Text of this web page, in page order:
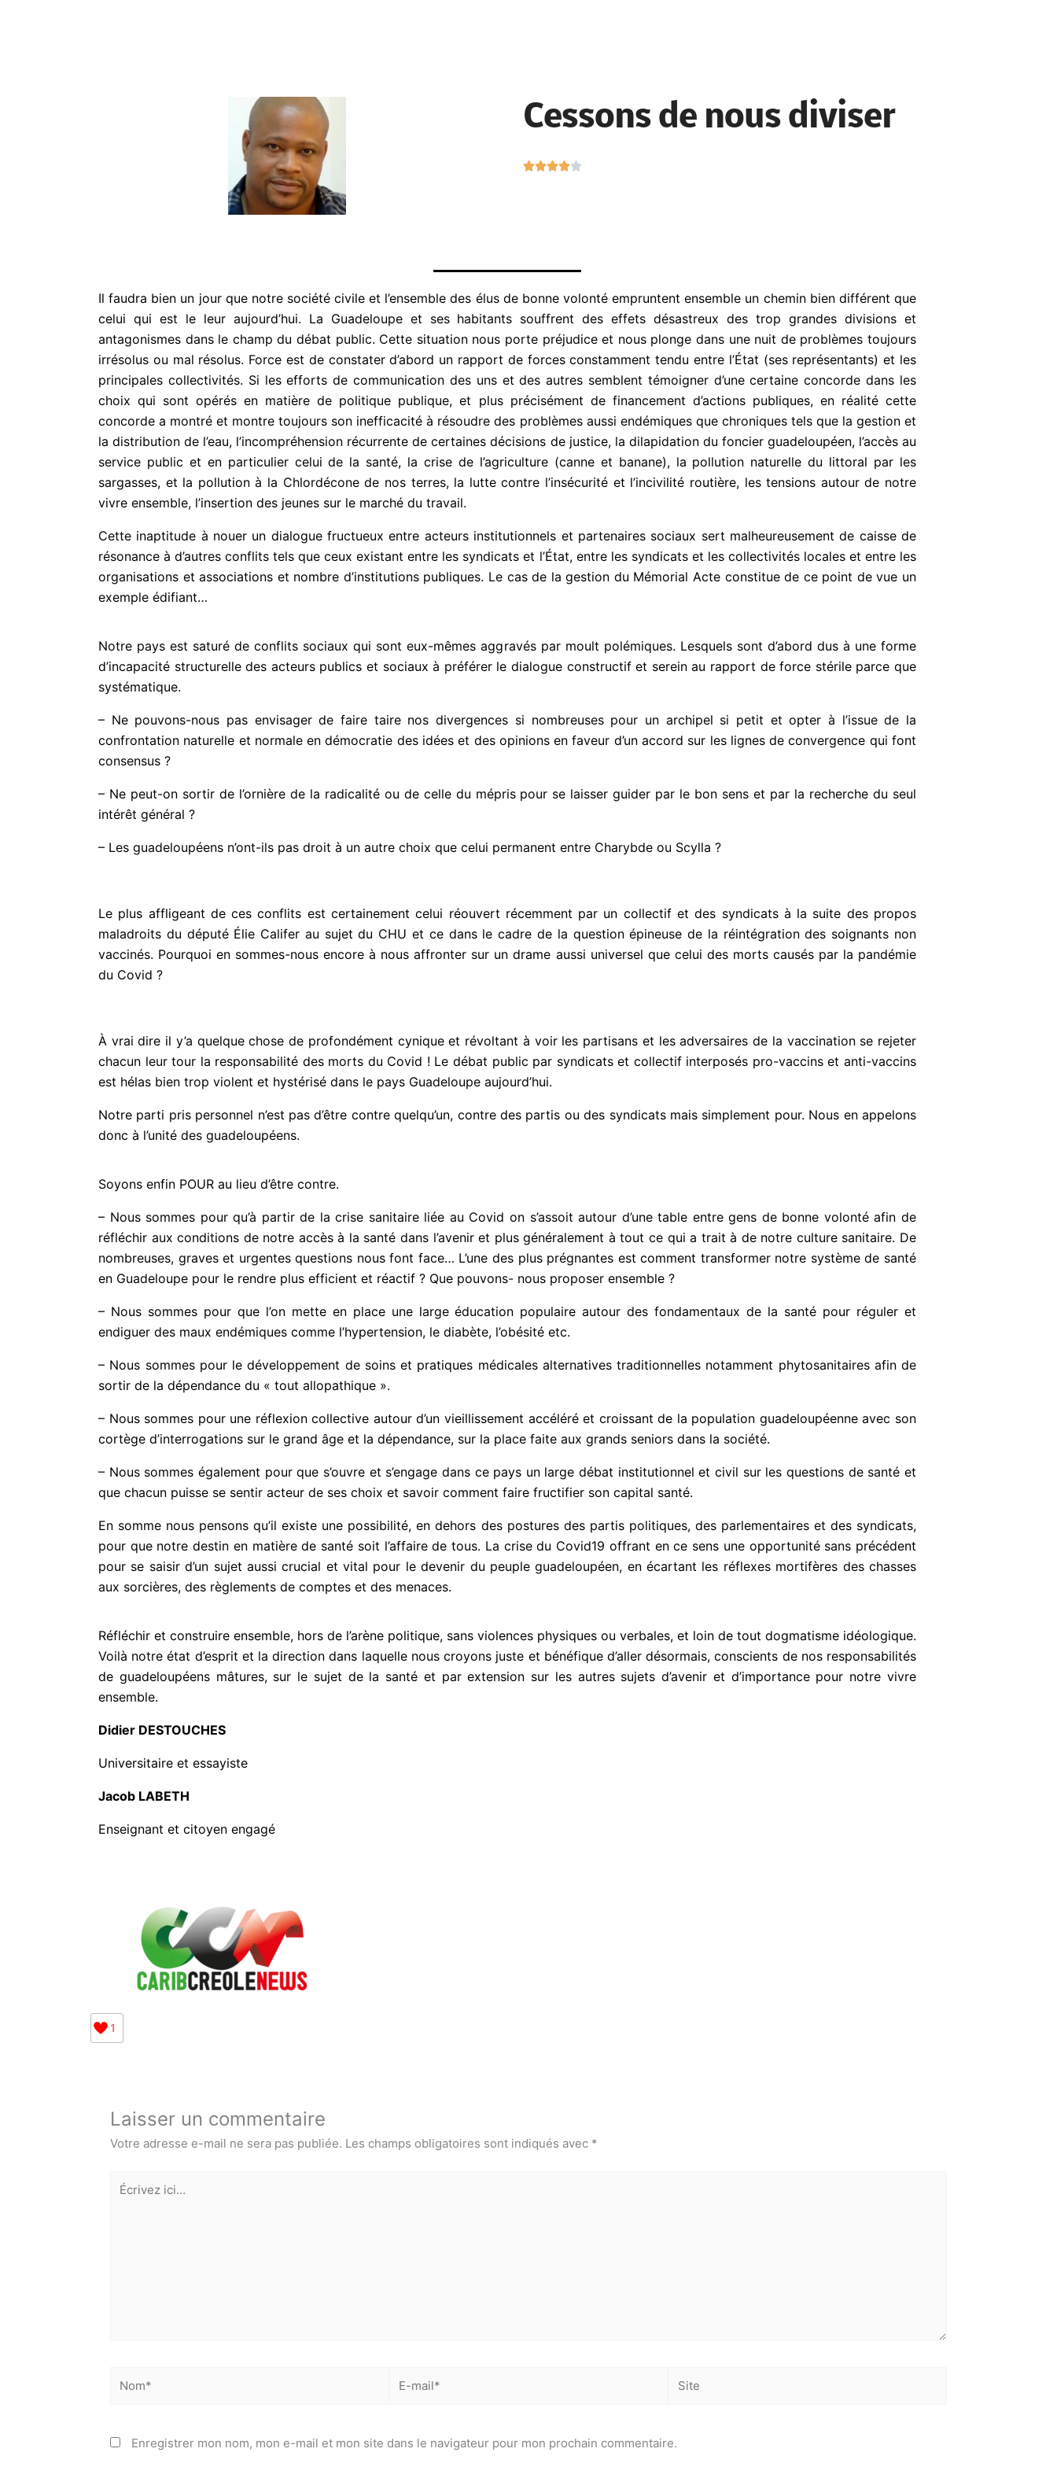
Cessons de nous diviser

r
5
Il faudra bien un jour que notre société civile et l’ensemble des élus de bonne volonté empruntent ensemble un chemin bien différent que
celui qui est le leur aujourd’hui. La Guadeloupe et ses habitants souffrent des effets désastreux des trop grandes divisions et
antagonismes dans le champ du débat public. Cette situation nous porte préjudice et nous plonge dans une nuit de problèmes toujours
irrésolus ou mal résolus. Force est de constater d’abord un rapport de forces constamment tendu entre l’État (ses représentants) et les
principales collectivités. Si les efforts de communication des uns et des autres semblent témoigner d’une certaine concorde dans les
choix qui sont opérés en matière de politique publique, et plus précisément de financement d’actions publiques, en réalité cette
concorde a montré et montre toujours son inefficacité à résoudre des problèmes aussi endémiques que chroniques tels que la gestion et
la distribution de l’eau, l’incompréhension récurrente de certaines décisions de justice, la dilapidation du foncier guadeloupéen, l’accès au
service public et en particulier celui de la santé, la crise de l’agriculture (canne et banane), la pollution naturelle du littoral par les
sargasses, et la pollution à la Chlordécone de nos terres, la lutte contre l’insécurité et l’incivilité routière, les tensions autour de notre
vivre ensemble, l’insertion des jeunes sur le marché du travail.
Cette inaptitude à nouer un dialogue fructueux entre acteurs institutionnels et partenaires sociaux sert malheureusement de caisse de
résonance à d’autres conflits tels que ceux existant entre les syndicats et l’État, entre les syndicats et les collectivités locales et entre les
organisations et associations et nombre d’institutions publiques. Le cas de la gestion du Mémorial Acte constitue de ce point de vue un
exemple édifiant…
Notre pays est saturé de conflits sociaux qui sont eux-mêmes aggravés par moult polémiques. Lesquels sont d’abord dus à une forme
d’incapacité structurelle des acteurs publics et sociaux à préférer le dialogue constructif et serein au rapport de force stérile parce que
systématique.
– Ne pouvons-nous pas envisager de faire taire nos divergences si nombreuses pour un archipel si petit et opter à l’issue de la
confrontation naturelle et normale en démocratie des idées et des opinions en faveur d’un accord sur les lignes de convergence qui font
consensus ?
– Ne peut-on sortir de l’ornière de la radicalité ou de celle du mépris pour se laisser guider par le bon sens et par la recherche du seul
intérêt général ?
– Les guadeloupéens n’ont-ils pas droit à un autre choix que celui permanent entre Charybde ou Scylla ?
Le plus affligeant de ces conflits est certainement celui réouvert récemment par un collectif et des syndicats à la suite des propos
maladroits du député Élie Califer au sujet du CHU et ce dans le cadre de la question épineuse de la réintégration des soignants non
vaccinés. Pourquoi en sommes-nous encore à nous affronter sur un drame aussi universel que celui des morts causés par la pandémie
du Covid ?
À vrai dire il y’a quelque chose de profondément cynique et révoltant à voir les partisans et les adversaires de la vaccination se rejeter
chacun leur tour la responsabilité des morts du Covid ! Le débat public par syndicats et collectif interposés pro-vaccins et anti-vaccins
est hélas bien trop violent et hystérisé dans le pays Guadeloupe aujourd’hui.
Notre parti pris personnel n’est pas d’être contre quelqu’un, contre des partis ou des syndicats mais simplement pour. Nous en appelons
donc à l’unité des guadeloupéens.
Soyons enfin POUR au lieu d’être contre.
– Nous sommes pour qu’à partir de la crise sanitaire liée au Covid on s’assoit autour d’une table entre gens de bonne volonté afin de
réfléchir aux conditions de notre accès à la santé dans l’avenir et plus généralement à tout ce qui a trait à de notre culture sanitaire. De
nombreuses, graves et urgentes questions nous font face… L’une des plus prégnantes est comment transformer notre système de santé
en Guadeloupe pour le rendre plus efficient et réactif ? Que pouvons- nous proposer ensemble ?
– Nous sommes pour que l’on mette en place une large éducation populaire autour des fondamentaux de la santé pour réguler et
endiguer des maux endémiques comme l’hypertension, le diabète, l’obésité etc.
– Nous sommes pour le développement de soins et pratiques médicales alternatives traditionnelles notamment phytosanitaires afin de
sortir de la dépendance du « tout allopathique ».
– Nous sommes pour une réflexion collective autour d’un vieillissement accéléré et croissant de la population guadeloupéenne avec son
cortège d’interrogations sur le grand âge et la dépendance, sur la place faite aux grands seniors dans la société.
– Nous sommes également pour que s’ouvre et s’engage dans ce pays un large débat institutionnel et civil sur les questions de santé et
que chacun puisse se sentir acteur de ses choix et savoir comment faire fructifier son capital santé.
En somme nous pensons qu’il existe une possibilité, en dehors des postures des partis politiques, des parlementaires et des syndicats,
pour que notre destin en matière de santé soit l’affaire de tous. La crise du Covid19 offrant en ce sens une opportunité sans précédent
pour se saisir d’un sujet aussi crucial et vital pour le devenir du peuple guadeloupéen, en écartant les réflexes mortifères des chasses
aux sorcières, des règlements de comptes et des menaces.
Réfléchir et construire ensemble, hors de l’arène politique, sans violences physiques ou verbales, et loin de tout dogmatisme idéologique.
Voilà notre état d’esprit et la direction dans laquelle nous croyons juste et bénéfique d’aller désormais, conscients de nos responsabilités
de guadeloupéens mâtures, sur le sujet de la santé et par extension sur les autres sujets d’avenir et d’importance pour notre vivre
ensemble.
Didier DESTOUCHES
Universitaire et essayiste
Jacob LABETH
Enseignant et citoyen engagé
1
Laisser un commentaire
Votre adresse e-mail ne sera pas publiée. Les champs obligatoires sont indiqués avec *
Écrivez
ici…
mail*
Enregistrer mon nom, mon e-mail et mon site dans le navigateur pour mon prochain commentaire.